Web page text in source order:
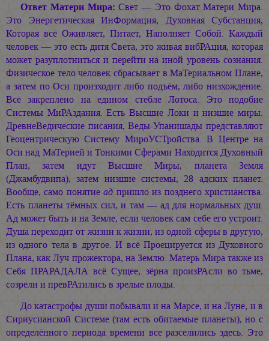
Ответ Матери Мира: Свет — Это Фохат Матери Мира.
Это Энергетическая ИнФормация, Духовная Субстанция,
Которая всё Оживляет, Питает, Наполняет Собой. Каждый
человек — это есть дитя Света, это живая вибРАция, которая
может разуплотниться и перейти на иной уровень сознания.
Физическое тело человек сбрасывает в МаТериальном Плане,
а затем по Оси произходит либо подъём, либо низхождение.
Всё закреплено на едином стебле Лотоса. Это подобие
Системы МиРАздания. Есть Высшие Локи и низшие миры.
ДревнеВедические писания, Веды-Упанишады представляют
Геоцентрическую Систему МироУСТройства. В Центре на
Оси над МаТерией и Тонкими Сферами Находится Духовный
План, затем идут Высшие Миры, планета Земля
(Джамбудвипа), затем низшие системы, 28 адских планет.
Вообще, само понятиеад пришло из позднего христианства.
Есть планеты тёмных сил, и там — ад для нормальных душ.
Ад может быть и на Земле, если человек сам себе его устроит.
Душа переходит от жизни к жизни, из одной сферы в другую,
из одного тела в другое. И всё Проецируется из Духовного
Плана, как Луч прожектора, на Землю. Матерь Мира также из
Себя ПРАРАДАЛА всё Сущее, зёрна произРАсли во тьме,
созрели и превРАтились в зрелые плоды.
До катастрофы души побывали и на Марсе, и на Луне, и в
Сириусианской Системе (там есть обитаемые планеты), но с
определённого периода времени все разселились здесь. Это